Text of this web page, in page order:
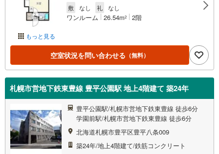
もっと見る
敷
なし 礼 なし
ワンルーム 26.54m2 2階
空室状況を問い合わせる （無料）
札幌市営地下鉄東豊線 豊平公園駅 地上4階建て 築24年
豊平公園駅/札幌市営地下鉄東豊線 徒歩6分
学園前駅/札幌市営地下鉄東豊線 徒歩6分
北海道札幌市豊平区豊平八条009
築24年/地上4階建て/鉄筋コンクリート